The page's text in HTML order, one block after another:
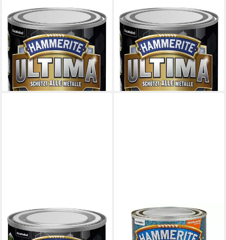
HAMMERITE
Metallschutzlack Hammerite
Metallschutzlack ULTIMA 750
ml
24,69 €
(32,92 €/ 1 l)
lieferbar - in 2-3 Werktagen bei dir
HAMMERITE
Metallschutzlack Hammerite
Metallschutzlack ULTIMA 750
ml
24,69 €
(32,92 €/ 1 l)
lieferbar - in 2-3 Werktagen bei dir
HAMMERITE
Metallschutzlack Hammerite
Metallschutzlack ULTIMA matt
HAMMERITE
Metallschutzlack Dunkelgrau
glänzend / 76095, hochgradig